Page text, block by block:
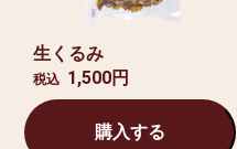
生くるみ
税込 1,500円
購入する